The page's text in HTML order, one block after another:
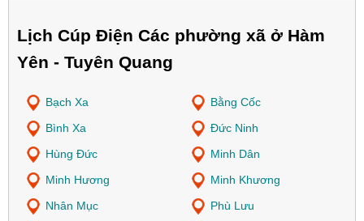
Lịch Cúp Điện Các phường xã ở Hàm
Yên - Tuyên Quang
Bạch Xa
Bằng Cốc
Bình Xa
Đức Ninh
Hùng Đức
Minh Dân
Minh Hương
Minh Khương
Nhân Mục
Phù Lưu